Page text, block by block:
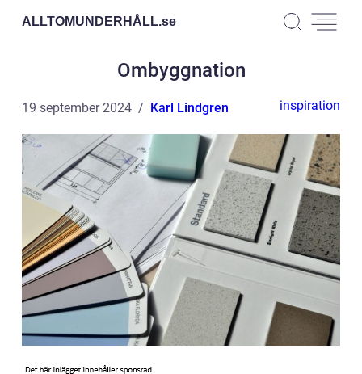
ALLTOMUNDERHÅLL.se
Ombyggnation
19 september 2024 Karl Lindgren inspiration